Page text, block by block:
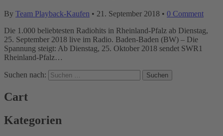
By Team Playback-Kaufen • 21. September 2018 • 0 Comment
Die 1.000 beliebtesten Radiohits in Rheinland-Pfalz ab Dienstag,
25. September 2018 live im Radio. Baden-Baden (BW) – Die
Spannung steigt: Ab Dienstag, 25. Oktober 2018 sendet SWR1
Rheinland-Pfalz…
Suchen nach:
Cart
Kategorien